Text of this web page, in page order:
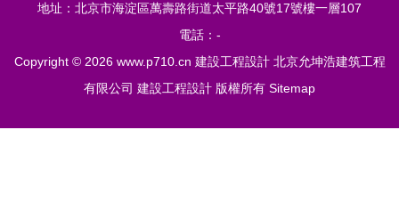
地址：北京市海淀區萬壽路街道太平路40號17號樓一層107
電話：-
Copyright © 2026 www.p710.cn 建設工程設計 北京允坤浩建筑工程
有限公司 建設工程設計 版權所有 Sitemap